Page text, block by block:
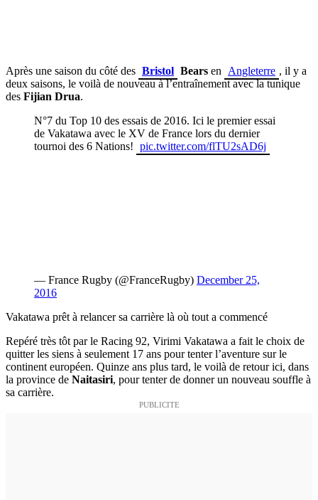
Après une saison du côté des Bristol Bears en Angleterre , il y a
deux saisons, le voilà de nouveau à l’entraînement avec la tunique
des Fijian Drua.
N°7 du Top 10 des essais de 2016. Ici le premier essai
de Vakatawa avec le XV de France lors du dernier
tournoi des 6 Nations! pic.twitter.com/flTU2sAD6j
— France Rugby (@FranceRugby) December 25,
2016
Vakatawa prêt à relancer sa carrière là où tout a commencé
Repéré très tôt par le Racing 92, Virimi Vakatawa a fait le choix de
quitter les siens à seulement 17 ans pour tenter l’aventure sur le
continent européen. Quinze ans plus tard, le voilà de retour ici, dans
la province de Naitasiri, pour tenter de donner un nouveau souffle à
sa carrière.